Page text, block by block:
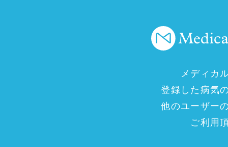
メディカ
登録した病気
他のユーザー
ご利用